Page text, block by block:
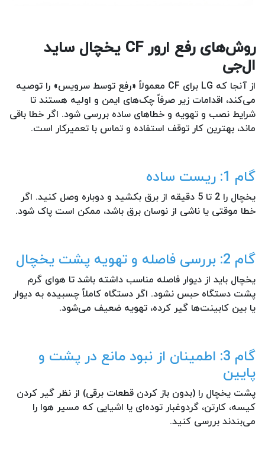
روش‌های رفع ارور CF یخچال ساید
ال‌جی
از آنجا که LG برای CF معمولاً «رفع توسط سرویس» را توصیه
می‌کند، اقدامات زیر صرفاً چک‌های ایمن و اولیه هستند تا
شرایط نصب و تهویه و خطاهای ساده بررسی شود. اگر خطا باقی
ماند، بهترین کار توقف استفاده و تماس با تعمیرکار است.
گام 1: ریست ساده
یخچال را 2 تا 5 دقیقه از برق بکشید و دوباره وصل کنید. اگر
خطا موقتی یا ناشی از نوسان برق باشد، ممکن است پاک شود.
گام 2: بررسی فاصله و تهویه پشت یخچال
یخچال باید از دیوار فاصله مناسب داشته باشد تا هوای گرم
پشت دستگاه حبس نشود. اگر دستگاه کاملاً چسبیده به دیوار
یا بین کابینت‌ها گیر کرده، تهویه ضعیف می‌شود.
گام 3: اطمینان از نبود مانع در پشت و
پایین
پشت یخچال را (بدون باز کردن قطعات برقی) از نظر گیر کردن
کیسه، کارتن، گردوغبار توده‌ای یا اشیایی که مسیر هوا را
می‌بندند بررسی کنید.